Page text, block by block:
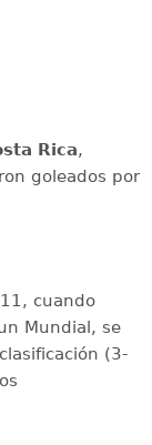
Rica,
goleados por
cuando
Mundial, se
(3-